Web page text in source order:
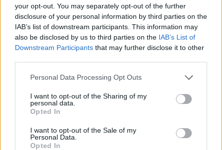
your opt-out. You may separately opt-out of the further
disclosure of your personal information by third parties on the
IAB’s list of downstream participants. This information may
also be disclosed by us to third parties on the IAB’s List of
Downstream Participants that may further disclose it to other
Personal Data Processing Opt Outs
I want to opt-out of the Sharing of my
personal data.
Opted In
I want to opt-out of the Sale of my
Personal Data.
Opted In
recuperare ed essere regolarmente in campo
contro i bianconeri: una buona notizia per
Mancini e per tutti i suoi fantallenatori.
Autore